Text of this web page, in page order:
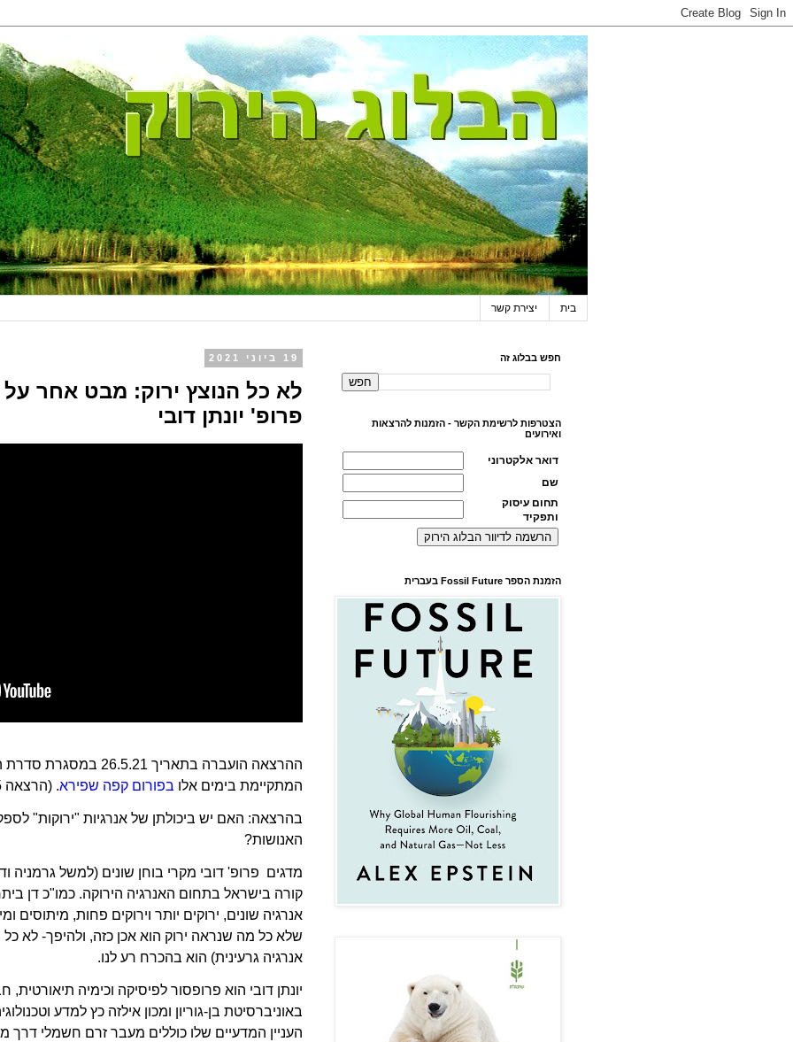
בית יצירת קשר
19 ביוני 2021
לא כל הנוצץ ירוק: מבט אחר על
פרופ' יונתן דובי
ההרצאה הועברה בתאריך
המתקיימת בימים אלו בפורום קפה שפירא. (הרצאה 5 מתוך 7).
בהרצאה: האם יש ביכולתן של אנרגיות "ירוקות"
האנושות?
מדגים פרופ' דובי מקרי בוחן שונים (למשל גרמניה
קורה בישראל בתחום האנרגיה הירוקה. כמו"כ דן
אנרגיה שונים, ירוקים יותר וירוקים פחות, מיתוסים
שלא כל מה שנראה ירוק הוא אכן כזה, ולהיפך- לא
אנרגיה גרעינית) הוא בהכרח רע לנו.
יונתן דובי הוא פרופסור לפיסיקה וכימיה
באוניברסיטת בן-גוריון ומכון אילזה כץ למדע
העניין המדעיים שלו כוללים מעבר זרם חשמלי דרך
חפש בבלוג זה
הצטרפות לרשימת הקשר - הזמנות להרצאות
ואירועים
דואר אלקטרוני
שם
תחום עיסוק
ותפקיד
הזמנת הספר Fossil Future בעברית